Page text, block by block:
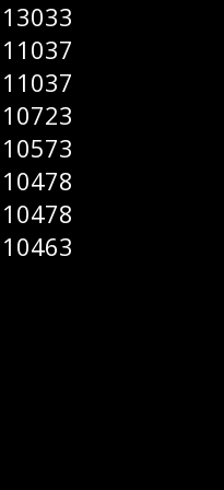
13033
11037
11037
10723
10573
10478
10478
10463